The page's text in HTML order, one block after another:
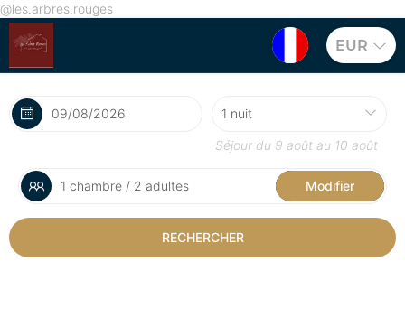
@les.arbres.rouges
EUR
Séjour du 9 août au 10 août
1 chambre / 2 adultes Modifier